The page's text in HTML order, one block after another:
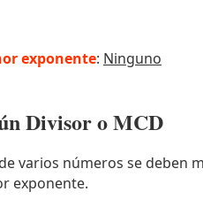
exponente: Ninguno
Divisor o MCD
varios números se deben
exponente.